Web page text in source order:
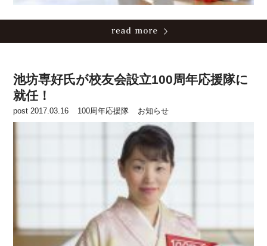
池坊専好氏が校友会設立100周年応援隊に
就任！
post 2017.03.16 100周年応援隊 お知らせ